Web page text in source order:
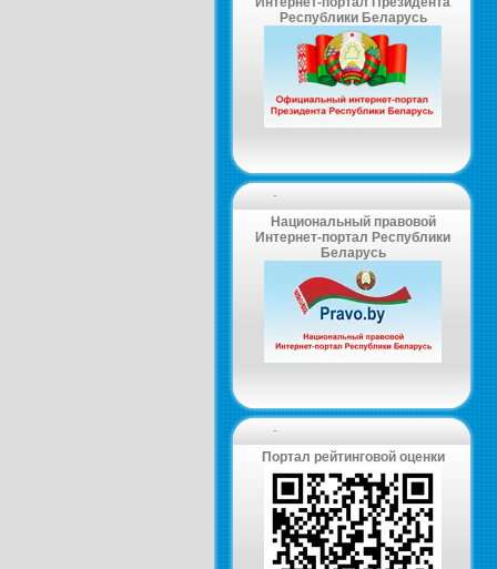
Республики Беларусь
-
Национальный правовой
Интернет-портал Республики
Беларусь
-
Портал рейтинговой оценки